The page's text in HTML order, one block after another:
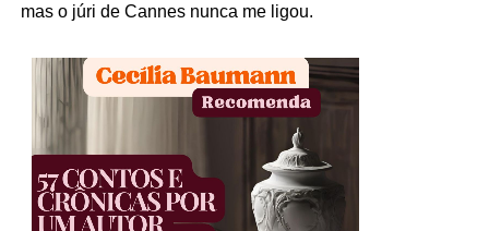
mas o júri de Cannes nunca me ligou.